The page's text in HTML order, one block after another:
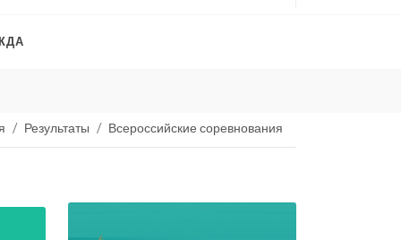
Результаты Всероссийские соревнования